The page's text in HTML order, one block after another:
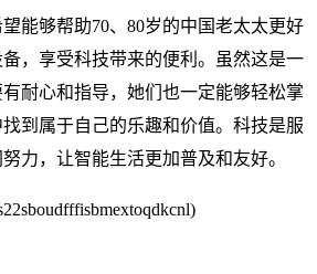
能够帮助70、80岁的中国老太太更好
，享受科技带来的便利。虽然这是一
耐心和指导，她们也一定能够轻松掌
到属于自己的乐趣和价值。科技是服
力，让智能生活更加普及和友好。